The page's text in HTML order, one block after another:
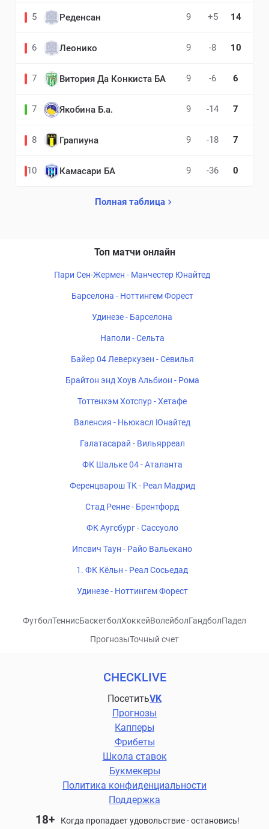
5 Реденсан 9 +5 14
6 Леонико 9 -8 10
7 Витория Да Конкиста БА 9 -6 6
7 Якобина Б.а. 9 -14 7
8 Грапиуна 9 -18 7
10 Камасари БА 9 -36 0
Полная таблица
Топ матчи онлайн
Пари Сен-Жермен - Манчестер Юнайтед
Барселона - Ноттингем Форест
Удинезе - Барселона
Наполи - Сельта
Байер 04 Леверкузен - Севилья
Брайтон энд Хоув Альбион - Рома
Тоттенхэм Хотспур - Хетафе
Валенсия - Ньюкасл Юнайтед
Галатасарай - Вильярреал
ФК Шальке 04 - Аталанта
Ференцварош ТК - Реал Мадрид
Стад Ренне - Брентфорд
ФК Аугсбург - Сассуоло
Ипсвич Таун - Райо Вальекано
1. ФК Кёльн - Реал Сосьедад
Удинезе - Ноттингем Форест
ФутболТеннисБаскетболХоккейВолейболГандболПадел
ПрогнозыТочный счет
CHECKLIVE
ПосетитьVK
Прогнозы
Капперы
Фрибеты
Школа ставок
Букмекеры
Политика конфиденциальности
Поддержка
18+ Когда пропадает удовольствие - остановись!